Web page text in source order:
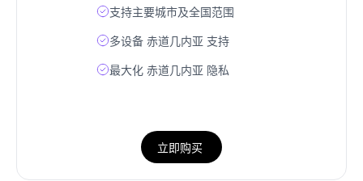
支持主要城市及全国范围
多设备 赤道几内亚 支持
最大化 赤道几内亚 隐私
立即购买